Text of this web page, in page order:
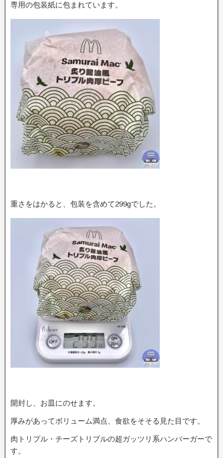
専用の包装紙に包まれています。
重さをはかると、包装を含めて299gでした。
開封し、お皿にのせます。
厚みがあってボリューム満点、食欲をそそる見た目です。
肉トリプル・チーズトリプルの超ガッツリ系ハンバーガーで
す。